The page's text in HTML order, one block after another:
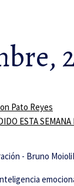
Pato Reyes
ESTA SEMANA